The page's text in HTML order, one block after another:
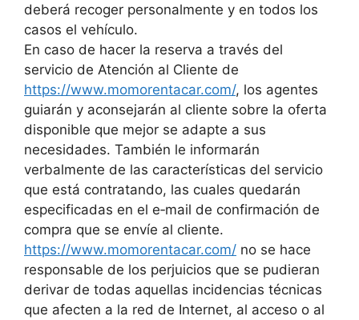
deberá recoger personalmente y en todos los
casos el vehículo.
En caso de hacer la reserva a través del
servicio de Atención al Cliente de
https://www.momorentacar.com/, los agentes
guiarán y aconsejarán al cliente sobre la oferta
disponible que mejor se adapte a sus
necesidades. También le informarán
verbalmente de las características del servicio
que está contratando, las cuales quedarán
especificadas en el e‑mail de confirmación de
compra que se envíe al cliente.
https://www.momorentacar.com/ no se hace
responsable de los perjuicios que se pudieran
derivar de todas aquellas incidencias técnicas
que afecten a la red de Internet, al acceso o al